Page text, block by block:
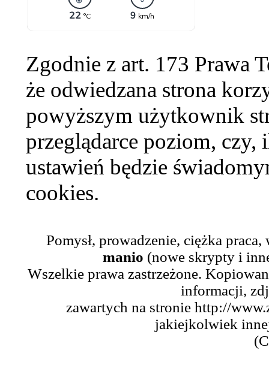
Zgodnie z art. 173 Prawa
że odwiedzana strona
powyższym użytkownik
przeglądarce poziom,
ustawień będzie
cookies.
Pomysł, prowadzenie, ciężka
manio (nowe skrypty i
Wszelkie prawa zastrzeżone.
informacji,
zawartych na stronie http://
jakiejkolwiek